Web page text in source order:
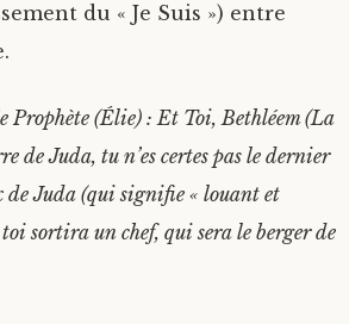
SAINT JACQUES
LA LUMIERE
du « Je Suis ») entre
Prophète (Élie) : Et Toi, Bethléem (La
de Juda, tu n’es certes pas le dernier
de Juda (qui signifie « louant et
toi sortira un chef, qui sera le berger de